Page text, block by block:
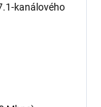
kanálového